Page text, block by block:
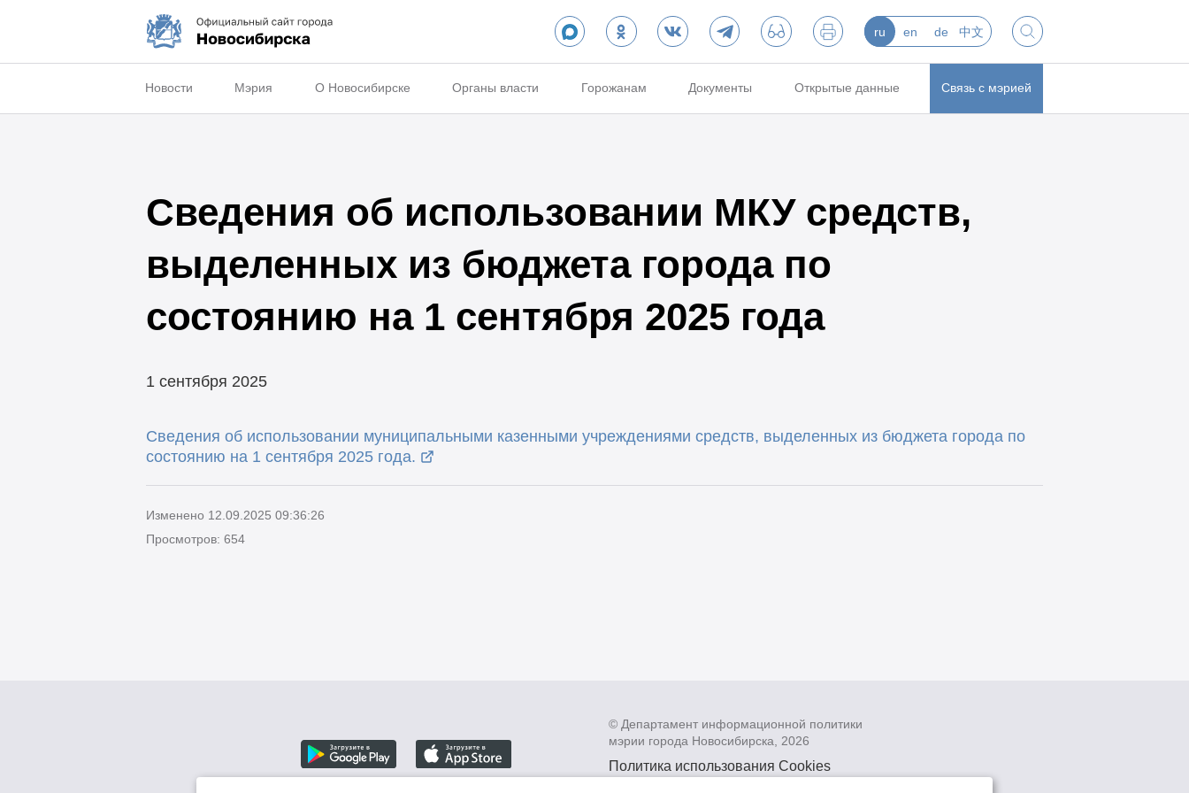
ru en de 中文
Новости Мэрия О Новосибирске Органы власти Горожанам Документы Открытые данные Связь с мэрией
Сведения об использовании МКУ средств,
выделенных из бюджета города по
состоянию на 1 сентября 2025 года
1 сентября 2025
Сведения об использовании муниципальными казенными учреждениями средств, выделенных из бюджета города по
состоянию на 1 сентября 2025 года.
Изменено 12.09.2025 09:36:26
Просмотров: 654
© Департамент информационной политики
мэрии города Новосибирска, 2026
Политика использования Cookies